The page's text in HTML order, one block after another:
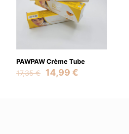
Save my name, email, and
next time I comment.
PAWPAW Crème Tube
17,35€
Original
14,99 €